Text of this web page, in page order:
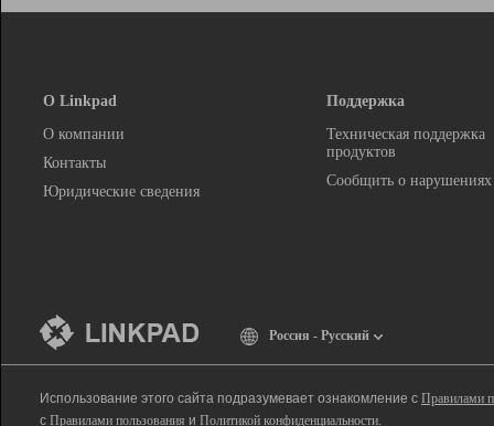
О Linkpad
О компании
Контакты
Юридические сведения
Поддержка
Техническая поддержка
продуктов
Сообщить о нарушениях
Россия - Русский
Использование этого сайта подразумевает ознакомление с Правилами
с Правилами пользования и Политикой конфиденциальности.